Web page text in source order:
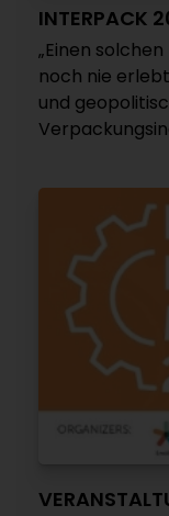
INTERPACK
„Einen
noch nie
und